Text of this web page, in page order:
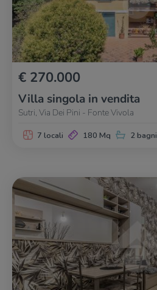
€ 270.000
Villa singola in vendita
Sutri, Via Dei Pini - Fonte Vivola
7 locali 180 Mq 2 bagni